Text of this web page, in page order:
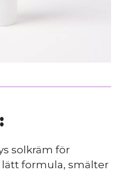
solkräm för
formula, smälter